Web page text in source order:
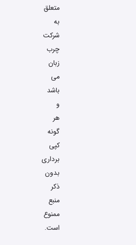
متعلق
به
شرکت
چرب
زبان
می
باشد
و
هر
گونه
کپی
برداری
بدون
ذکر
منبع
ممنوع
است.